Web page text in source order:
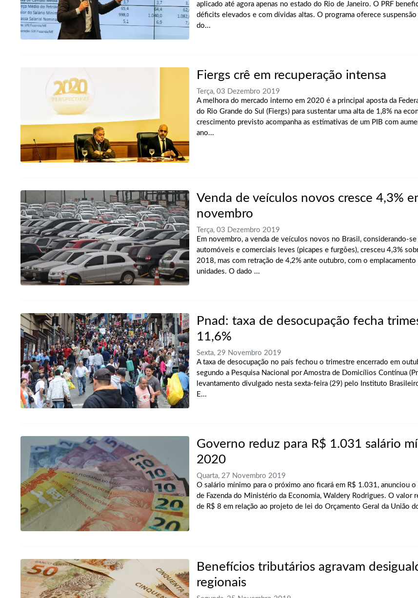
aplicado até agora apenas no estado do Rio de Janeiro. O PRF
déficits elevados e com dívidas altas. O programa oferece
do...
Fiergs crê em recuperação intensa
Terça, 03 Dezembro 2019
A melhora do mercado interno em 2020 é a principal aposta da
do Rio Grande do Sul (Fiergs) para sustentar uma alta de 1,8% na
crescimento previsto acompanha as estimativas de um PIB com
ano...
Venda de veículos novos cresce 4,3%
novembro
Terça, 03 Dezembro 2019
Em novembro, a venda de veículos novos no Brasil, considerando-se
automóveis e comerciais leves (picapes e furgões), cresceu 4,3%
2018, mas com retração de 4,2% ante outubro, com o
unidades. O dado ...
Pnad: taxa de desocupação fecha
11,6%
Sexta, 29 Novembro 2019
A taxa de desocupação no país fechou o trimestre encerrado em
segundo a Pesquisa Nacional por Amostra de Domicílios Contínua
levantamento divulgado nesta sexta-feira (29) pelo Instituto
E...
Governo reduz para R$ 1.031 salário
2020
Quarta, 27 Novembro 2019
O salário mínimo para o próximo ano ficará em R$ 1.031, anunciou o
de Fazenda do Ministério da Economia, Waldery Rodrigues. O valor
de R$ 8 em relação ao projeto de lei do Orçamento Geral da União
Benefícios tributários agravam
regionais